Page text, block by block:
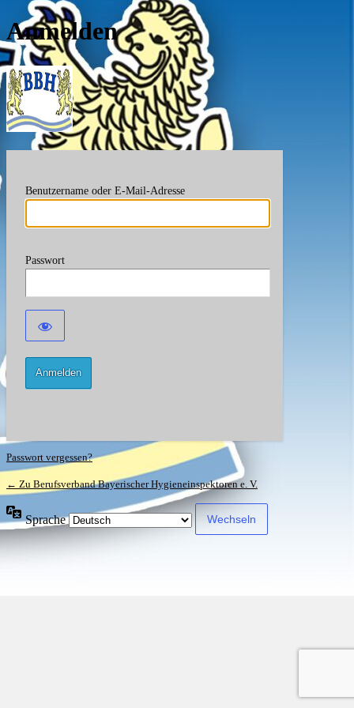
Anmelden
Berufsverband
Benutzername oder E-Mail-Adresse
Passwort
Passwort vergessen?
← Zu Berufsverband Bayerischer Hygieneinspektoren e. V.
Sprache